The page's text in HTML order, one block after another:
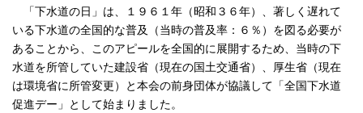
「下水道の日」は、１９６１年（昭和３６年）、著しく遅れて
いる下水道の全国的な普及（当時の普及率：６％）を図る必要が
あることから、このアピールを全国的に展開するため、当時の下
水道を所管していた建設省（現在の国土交通省）、厚生省（現在
は環境省に所管変更）と本会の前身団体が協議して「全国下水道
促進デー」として始まりました。